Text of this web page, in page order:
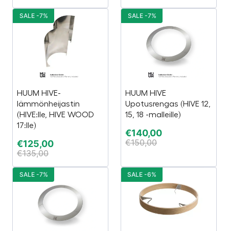
HUUM HIVE-
lämmönheijastin
(HIVE:lle, HIVE WOOD
17:lle)
€125,00
€135,00
SALE -7%
HUUM HIVE
Upotusrengas (HIVE 12,
15, 18 -malleille)
€140,00
€150,00
SALE -7%
SALE -7% SALE -6%